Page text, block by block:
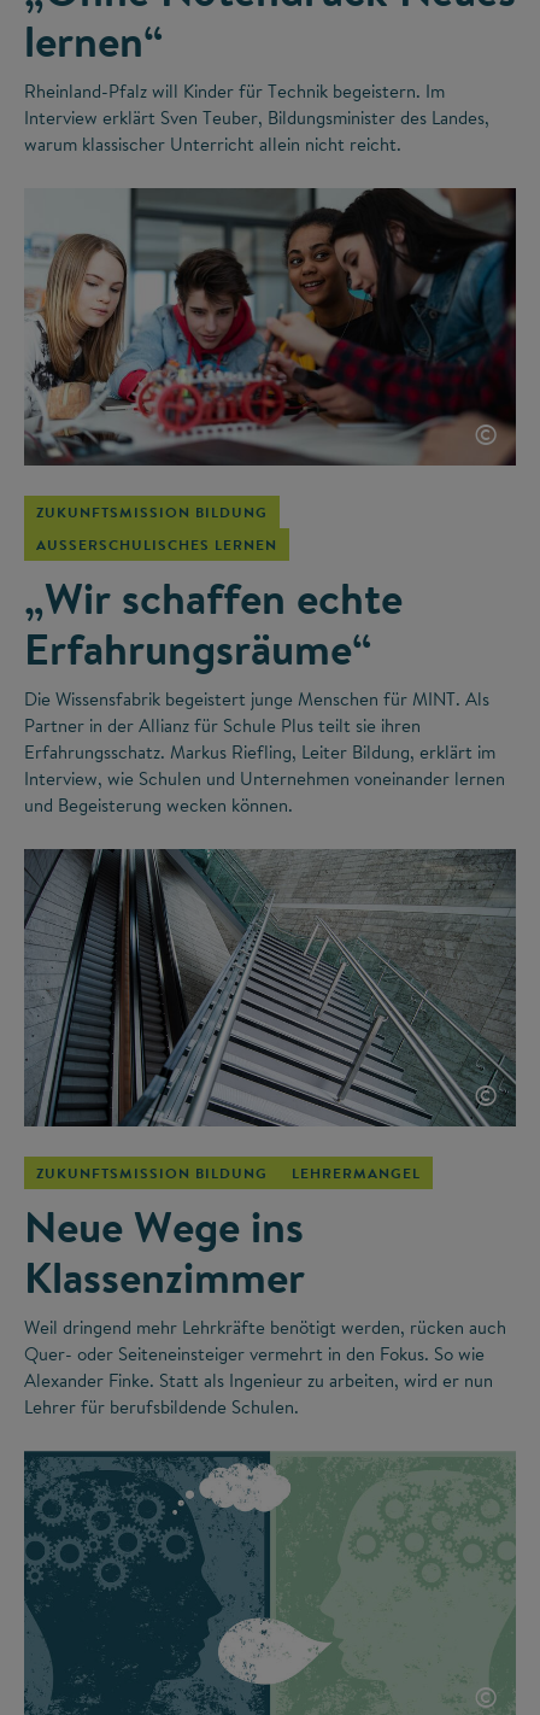
lernen“
Rheinland-Pfalz will Kinder für Technik begeistern. Im
Interview erklärt Sven Teuber, Bildungsminister des Landes,
warum klassischer Unterricht allein nicht reicht.
©
ZUKUNFTSMISSION BILDUNG
AUSSERSCHULISCHES LERNEN
„Wir schaffen echte
Erfahrungsräume“
Die Wissensfabrik begeistert junge Menschen für MINT. Als
Partner in der Allianz für Schule Plus teilt sie ihren
Erfahrungsschatz. Markus Riefling, Leiter Bildung, erklärt im
Interview, wie Schulen und Unternehmen voneinander lernen
und Begeisterung wecken können.
©
ZUKUNFTSMISSION BILDUNG LEHRERMANGEL
Neue Wege ins
Klassenzimmer
Weil dringend mehr Lehrkräfte benötigt werden, rücken auch
Quer- oder Seiteneinsteiger vermehrt in den Fokus. So wie
Alexander Finke. Statt als Ingenieur zu arbeiten, wird er nun
Lehrer für berufsbildende Schulen.
©